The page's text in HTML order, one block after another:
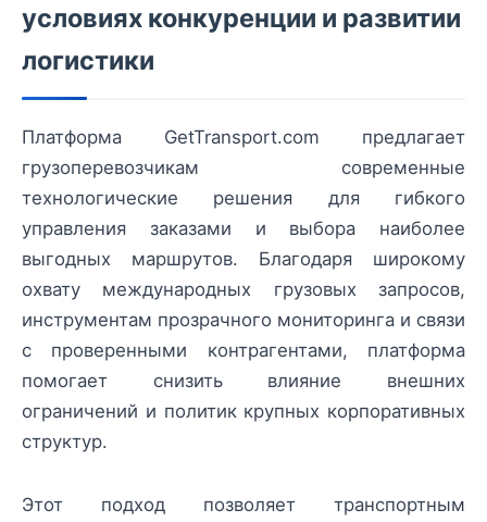
условиях конкуренции и развитии
логистики
Платформа GetTransport.com предлагает
грузоперевозчикам современные
технологические решения для гибкого
управления заказами и выбора наиболее
выгодных маршрутов. Благодаря широкому
охвату международных грузовых запросов,
инструментам прозрачного мониторинга и связи
с проверенными контрагентами, платформа
помогает снизить влияние внешних
ограничений и политик крупных корпоративных
структур.
Этот подход позволяет транспортным